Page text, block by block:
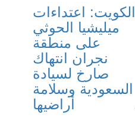
الكويت: اعتداءات
ميليشيا الحوثي
على منطقة
نجران انتهاك
صارخ لسيادة
السعودية وسلامة
أراضيها